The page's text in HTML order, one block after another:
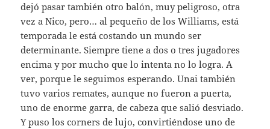
dejó pasar también otro balón, muy peligroso, otra
vez a Nico, pero… al pequeño de los Williams, está
temporada le está costando un mundo ser
determinante. Siempre tiene a dos o tres jugadores
encima y por mucho que lo intenta no lo logra. A
ver, porque le seguimos esperando. Unai también
tuvo varios remates, aunque no fueron a puerta,
uno de enorme garra, de cabeza que salió desviado.
Y puso los corners de lujo, convirtiéndose uno de